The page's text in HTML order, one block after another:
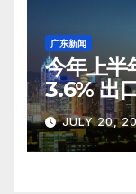
广东新闻
今年上半
3.6% 出
JULY 20,